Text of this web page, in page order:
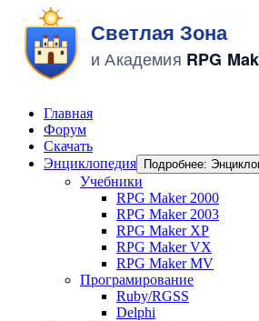
Главная
Форум
Скачать
Энциклопедия
Подробнее:
Учебники
RPG Maker 2000
RPG Maker 2003
RPG Maker XP
RPG Maker VX
RPG Maker MV
Програмирование
Ruby/RGSS
Delphi